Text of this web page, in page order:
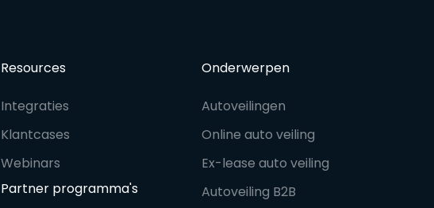
Resources
Integraties
Klantcases
Webinars
Partner programma's
Onderwerpen
Autoveilingen
Online auto veiling
Ex-lease auto veiling
Autoveiling B2B